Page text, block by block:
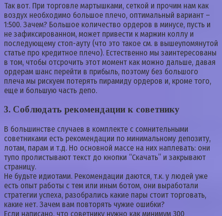
Так вот. При торговле мартышками, сеткой и прочим нам как
воздух необходимо большое плечо, оптимальный вариант –
1:500. Зачем? Большое количество ордеров в минусе, пусть и
не зафиксированном, может привести к маржин коллу и
последующему стоп-ауту (что это такое см. в вышеупомянутой
статье про кредитное плечо). Естественно мы заинтересованы
в том, чтобы отсрочить этот момент как можно дальше, давая
ордерам шанс перейти в прибыль, поэтому без большого
плеча мы рискуем потерять пирамиду ордеров и, кроме того,
еще и большую часть депо.
3. Соблюдать рекомендации к советнику
В большинстве случаев в комплекте с сомнительными
советниками есть рекомендации по минимальному депозиту,
лотам, парам и т.д. Но основной массе на них наплевать: они
тупо пролистывают текст до кнопки “Скачать” и закрывают
страницу.
Не будьте идиотами. Рекомендации даются, т.к. у людей уже
есть опыт работы с тем или иным ботом, они выработали
стратегии успеха, разобрались какие пары стоит торговать,
какие нет. Зачем вам повторять чужие ошибки?
Если написано, что советнику нужно как минимум 300